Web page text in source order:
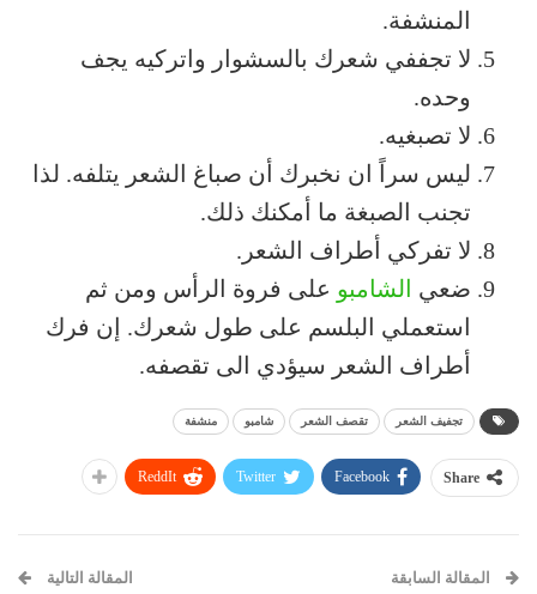
المنشفة.
لا تجففي شعرك بالسشوار واتركيه يجف
وحده.
لا تصبغيه.
ليس سراً ان نخبرك أن صباغ الشعر يتلفه. لذا
تجنب الصبغة ما أمكنك ذلك.
لا تفركي أطراف الشعر.
ضعي الشامبو على فروة الرأس ومن ثم
استعملي البلسم على طول شعرك. إن فرك
أطراف الشعر سيؤدي الى تقصفه.
تجفيف الشعر تقصف الشعر شامبو منشفة
Share
Facebook
Twitter
ReddIt
المقالة السابقة المقالة التالية